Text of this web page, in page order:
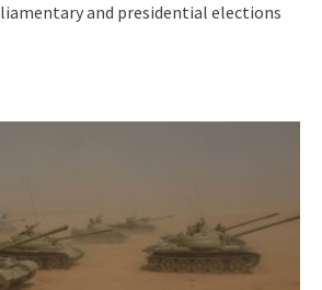
and presidential elections